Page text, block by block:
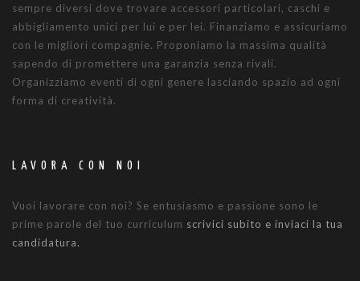
sempre diversi dove trovare accessori particolari, caschi e
abbigliamento unici per lui e per lei. Finanziamo e assicuriamo
con le migliori compagnie. Proponiamo la massima qualità
sapendo di promettere una garanzia senza rivali.
Organizziamo eventi di ogni genere lasciando spazio ad ogni
forma di creatività.
LAVORA CON NOI
Vuoi lavorare con noi? Se entusiasmo e passione sono le
prime parole del tuo curriculum scrivici subito e inviaci la tua
candidatura.